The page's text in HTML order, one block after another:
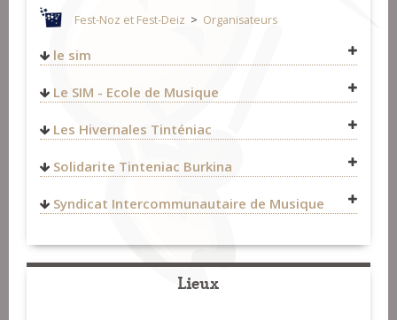
Fest-Noz et Fest-Deiz > Organisateurs
le sim
FRANCE
Le SIM - Ecole de Musique
Fest-Noz et Fest-Deiz > Organisateurs
Les Hivernales Tinténiac
35190Tinténiac
Solidarite Tinteniac Burkina
Fest-Noz et Fest-Deiz> Organisateurs
Syndicat Intercommunautaire de Musique
> Organisateurs
Lieux